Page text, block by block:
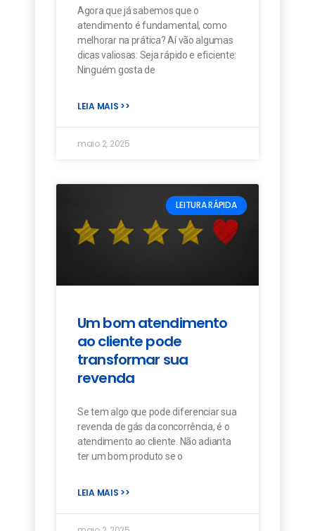
Agora que já sabemos que o
atendimento é fundamental, como
melhorar na prática? Aí vão algumas
dicas valiosas: Seja rápido e eficiente:
Ninguém gosta de
LEIA MAIS >>
maio 2, 2025
LEITURA RÁPIDA
Um bom atendimento
ao cliente pode
transformar sua
revenda
Se tem algo que pode diferenciar sua
revenda de gás da concorrência, é o
atendimento ao cliente. Não adianta
ter um bom produto se o
LEIA MAIS >>